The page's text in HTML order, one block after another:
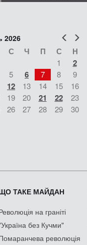
Попер
2026
С Ч П С Н
1 2
5 6 7 8
9
12 13 14 15
16
19 20 21 22
23
26 27 28 29
30
ТАКЕ МАЙДАН
на граніті
без Кучми"
революція